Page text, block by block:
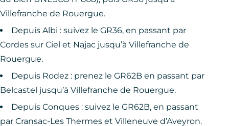
Villefranche de Rouergue.
Depuis Albi : suivez le GR36, en passant par
Cordes sur Ciel et Najac jusqu’à Villefranche de
Rouergue.
Depuis Rodez : prenez le GR62B en passant par
Belcastel jusqu’à Villefranche de Rouergue.
Depuis Conques : suivez le GR62B, en passant
par Cransac-Les Thermes et Villeneuve d’Aveyron.